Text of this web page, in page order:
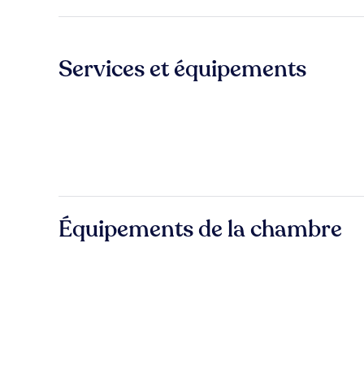
Services et équipements
Équipements de la chambre